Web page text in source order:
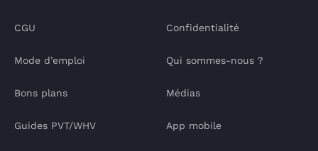
CGU
Mode d’emploi
Bons plans
Guides PVT/WHV
Confidentialité
Qui sommes-nous ?
Médias
App mobile